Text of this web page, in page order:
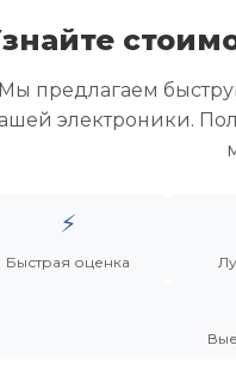
предлагаем
электроники.
⚡
Быстрая оценка